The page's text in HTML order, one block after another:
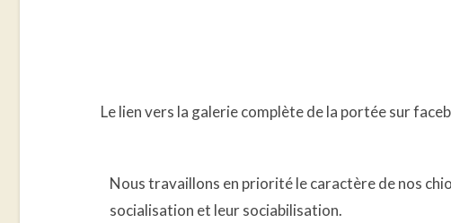
Le lien vers la galerie complète de la portée sur
Nous travaillons en priorité le caractère de nos
socialisation et leur sociabilisation.